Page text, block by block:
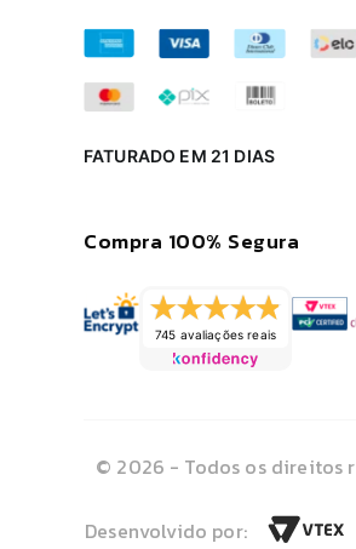
FATURADO EM 21 DIAS
Compra 100% Segura
745 avaliações reais
© 2026 - Todos os direitos
Desenvolvido por: